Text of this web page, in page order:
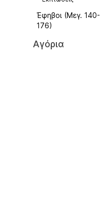
Έφηβοι (Μεγ. 140-
176)
Αγόρια